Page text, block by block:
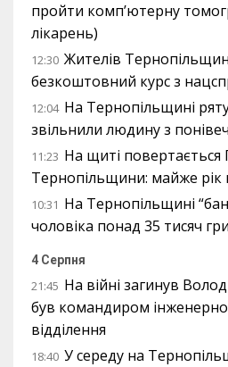
пройти комп’ютерну
лікарень)
12:30 Жителів
безкоштовний курс з
12:04 На Тернопільщині
звільнили людину з
11:23 На щиті повертається
Тернопільщини: майже рік
10:31 На Тернопільщині
чоловіка понад 35 тисяч
4 Серпня
21:45 На війні загинув
був командиром
відділення
18:40 У середу на